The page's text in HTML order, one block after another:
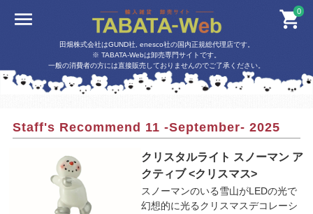
0
田畑株式会社はGUND社, enesco社の国内正規総代理店です。
※ TABATA-Webは卸売専門サイトです。
一般の消費者の方には直接販売しておりませんのでご了承ください。
Staff's Recommend 11 -September- 2025
クリスタルライト スノーマン ア
クティブ <クリスマス>
スノーマンのいる雪山がLEDの光で
幻想的に光るクリスマスデコレーシ